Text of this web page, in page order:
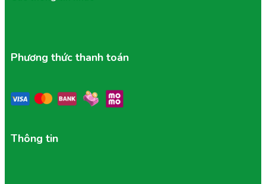
Phương thức thanh toán
Thông tin